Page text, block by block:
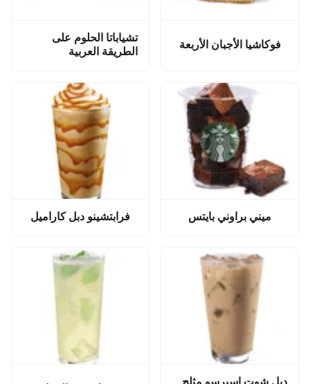
فوكاشيا الأجبان الأربعة
تشياباتا الحلوم على
الطريقة العربية
ميني براوني بايتس فرابتشينو دبل كاراميل